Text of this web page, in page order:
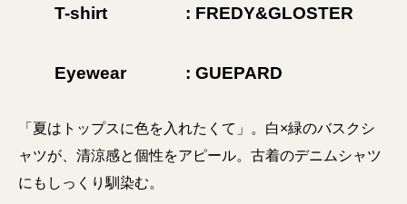
T-shirt
Eyewear
: FREDY&GLOSTER
: GUEPARD
「夏はトップスに色を入れたくて」。白×緑のバスクシ
ャツが、清涼感と個性をアピール。古着のデニムシャツ
にもしっくり馴染む。